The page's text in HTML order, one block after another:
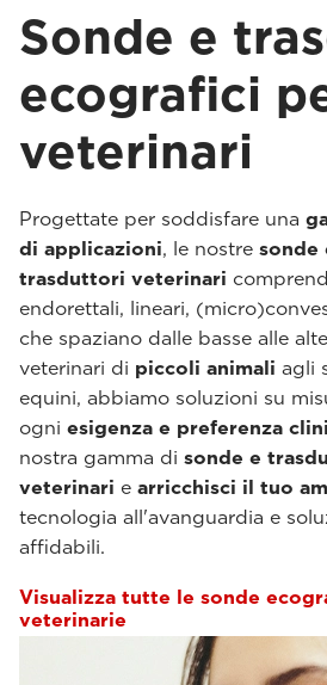
Sonde e
ecografici
veterinari
Progettate per soddisfare una
di applicazioni, le nostre sonde
trasduttori veterinari
endorettali, lineari,
che spaziano dalle basse alle
veterinari di piccoli animali agli
equini, abbiamo soluzioni su
ogni esigenza e preferenza
nostra gamma di sonde e
veterinari e arricchisci il tuo
tecnologia all'avanguardia e
affidabili.
Visualizza tutte le sonde
veterinarie